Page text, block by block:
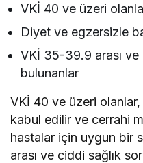
VKİ 40 ve üzeri
Diyet ve egzersizle
VKİ 35-39.9 arası ve
bulunanlar
VKİ 40 ve üzeri
kabul edilir ve cerrahi
hastalar için uygun bir
arası ve ciddi sağlık